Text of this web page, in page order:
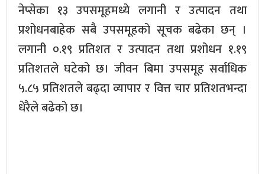
नेप्सेका १३ उपसमूहमध्ये लगानी र उत्पादन तथा
प्रशोधनबाहेक सबै उपसमूहको सूचक बढेका छन् ।
लगानी ०.१९ प्रतिशत र उत्पादन तथा प्रशोधन १.१९
प्रतिशतले घटेको छ। जीवन बिमा उपसमूह सर्वाधिक
५.८५ प्रतिशतले बढ्दा व्यापार र वित्त चार प्रतिशतभन्दा
धेरैले बढेको छ।